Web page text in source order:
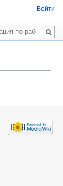
Войти